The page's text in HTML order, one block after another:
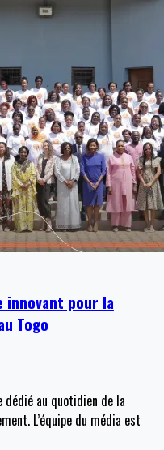
innovant pour la
Togo
au quotidien de la
L’équipe du média est